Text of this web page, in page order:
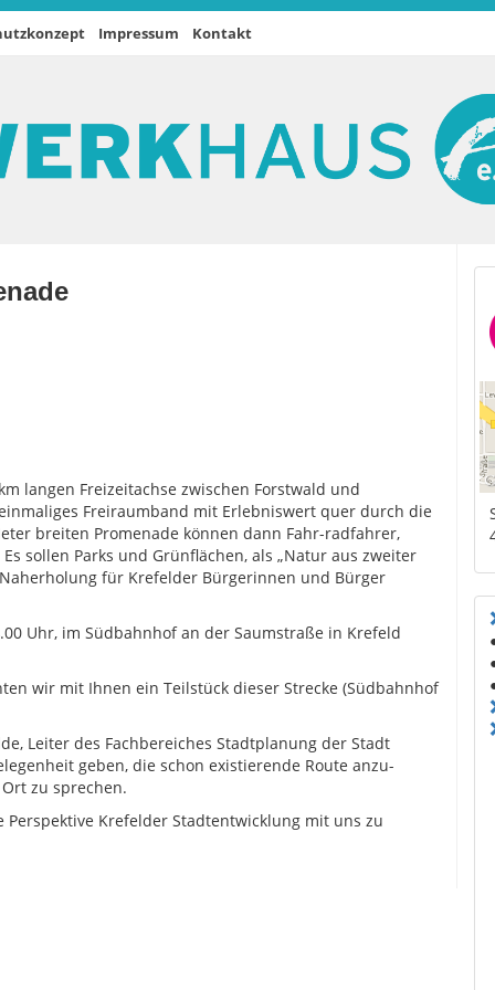
Impressum Kontakt
langen Freizeitachse zwischen Forstwald und
Freiraumband mit Erlebniswert quer durch die
breiten Promenade können dann Fahr-radfahrer,
sollen Parks und Grünflächen, als „Natur aus zweiter
für Krefelder Bürgerinnen und Bürger
Uhr, im Südbahnhof an der Saumstraße in Krefeld
wir mit Ihnen ein Teilstück dieser Strecke (Südbahnhof
Leiter des Fachbereiches Stadtplanung der Stadt
geben, die schon existierende Route anzu-
zu sprechen.
Krefelder Stadtentwicklung mit uns zu